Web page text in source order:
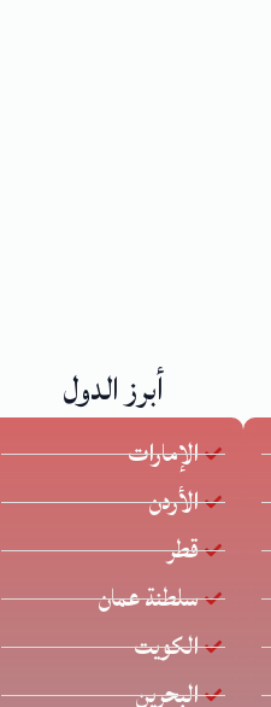
أبرز الدول
الإمارات
الأردن
قطر
سلطنة عمان
الكويت
البحرين